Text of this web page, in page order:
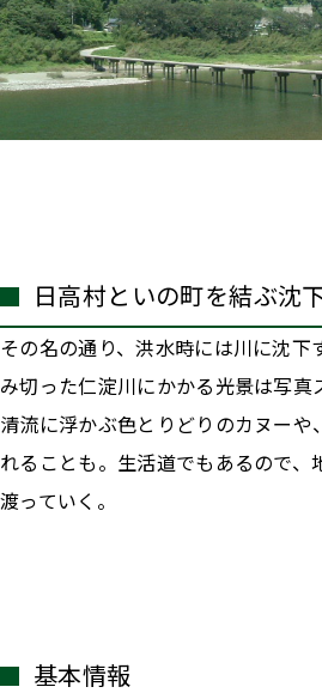
日高村といの町を結ぶ沈
その名の通り、洪水時には川に沈下
み切った仁淀川にかかる光景は写真
清流に浮かぶ色とりどりのカヌーや
れることも。生活道でもあるので、
渡っていく。
基本情報